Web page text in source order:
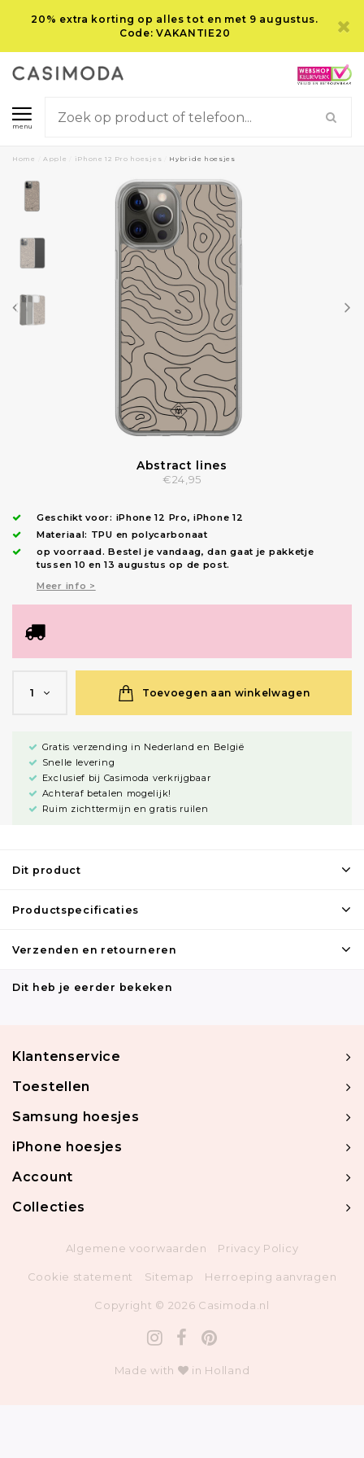
20% extra korting op alles tot en met 9 augustus.
Code: VAKANTIE20
menu
Home Apple iPhone 12 Pro hoesjes Hybride hoesjes
Abstract lines
€24,95
Geschikt voor: iPhone 12 Pro,iPhone 12
Materiaal: TPU en polycarbonaat
op voorraad.Bestel je vandaag, dan gaat je pakketje
tussen 10 en 13 augustus op de post.
Meer info >
1 Toevoegen aan winkelwagen
Gratis verzending in Nederland en België
Snelle levering
Exclusief bij Casimoda verkrijgbaar
Achteraf betalen mogelijk!
Ruim zichttermijn en gratis ruilen
Dit product
Productspecificaties
Verzenden en retourneren
Dit heb je eerder bekeken
Klantenservice
Toestellen
Samsung hoesjes
iPhone hoesjes
Account
Collecties
Algemene voorwaarden Privacy Policy
Cookie statement Sitemap Herroeping aanvragen
Copyright © 2026 Casimoda.nl
Made with in Holland